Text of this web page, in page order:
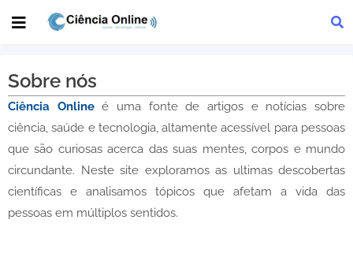
Sobre nós
Ciência Onlineé uma fonte de artigos e notícias sobre
ciência, saúde e tecnologia, altamente acessível para pessoas
que são curiosas acerca das suas mentes, corpos e mundo
circundante. Neste site exploramos as ultimas descobertas
científicas e analisamos tópicos que afetam a vida das
pessoas em múltiplos sentidos.